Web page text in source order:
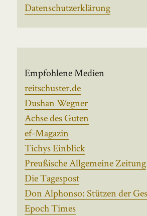
Datenschutzerklärung
Empfohlene Medien
reitschuster.de
Dushan Wegner
Achse des Guten
ef-Magazin
Tichys Einblick
Preußische Allgemeine Zeitung
Die Tagespost
Don Alphonso: Stützen der
Epoch Times